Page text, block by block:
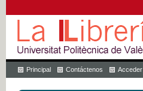
Principal Contáctenos Acceder